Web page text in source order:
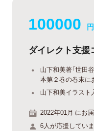
100000 円
ダイレクト支援
山下和美著「世田
本第２巻の巻末に
山下和美イラスト
2022年01月 にお
6人が応援していま